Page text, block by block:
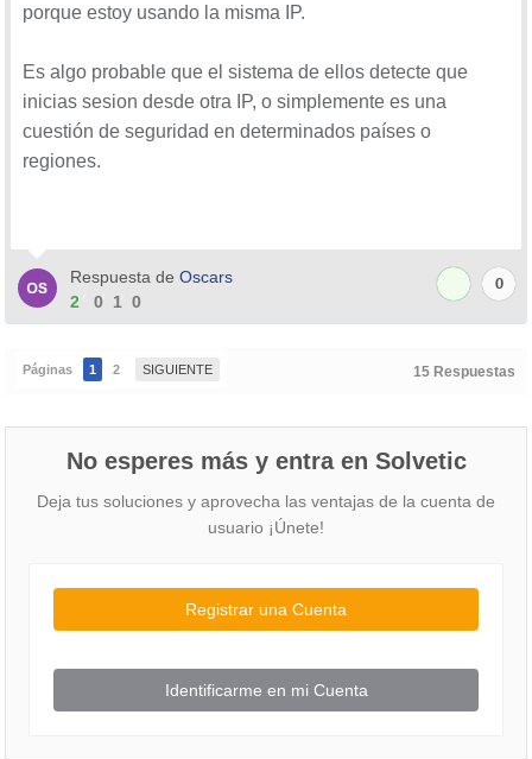
porque estoy usando la misma IP.
Es algo probable que el sistema de ellos detecte que
inicias sesion desde otra IP, o simplemente es una
cuestión de seguridad en determinados países o
regiones.
Respuesta de Oscars
2
0 1 0
0
Páginas 1 2 SIGUIENTE 15 Respuestas
No esperes más y entra en Solvetic
Deja tus soluciones y aprovecha las ventajas de la cuenta de
usuario ¡Únete!
Registrar una Cuenta
Identificarme en mi Cuenta